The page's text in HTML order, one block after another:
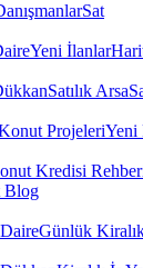
Sat
Yeni İlanlar
Satılık Arsa
ProjeleriYeni
Kredisi
Blog
Günlük